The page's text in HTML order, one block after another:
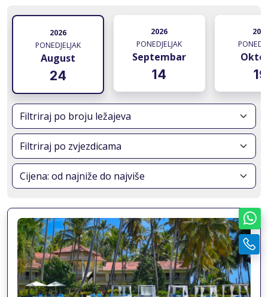
2026
PONEDJELJAK
August
24
2026
PONEDJELJAK
Septembar
14 19